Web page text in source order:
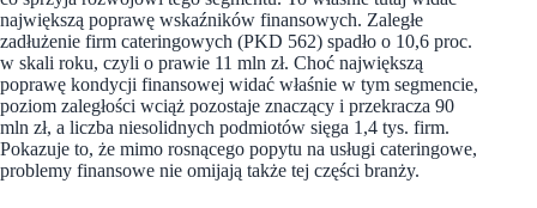
największą poprawę wskaźników finansowych. Zaległe
zadłużenie firm cateringowych (PKD 562) spadło o 10,6 proc.
w skali roku, czyli o prawie 11 mln zł. Choć największą
poprawę kondycji finansowej widać właśnie w tym segmencie,
poziom zaległości wciąż pozostaje znaczący i przekracza 90
mln zł, a liczba niesolidnych podmiotów sięga 1,4 tys. firm.
Pokazuje to, że mimo rosnącego popytu na usługi cateringowe,
problemy finansowe nie omijają także tej części branży.